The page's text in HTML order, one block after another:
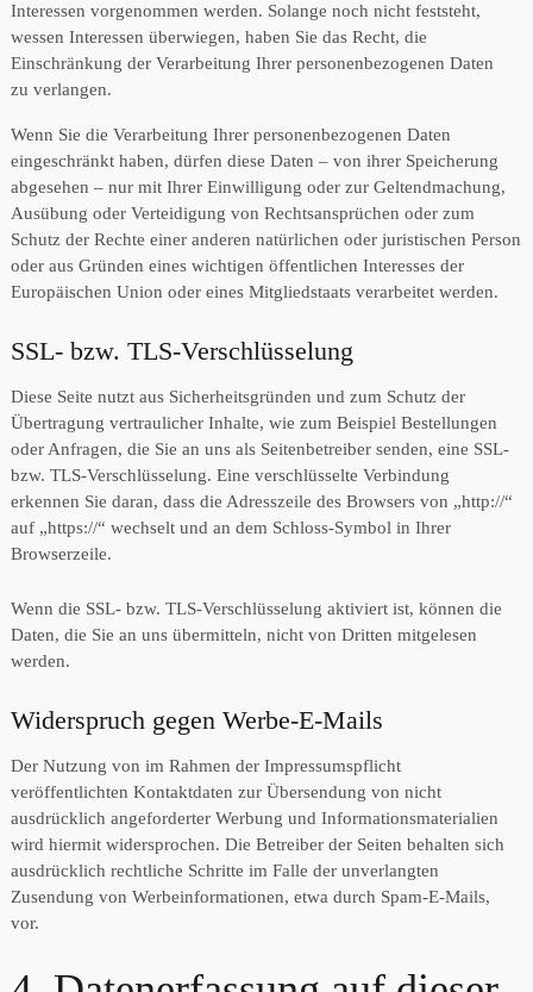
Interessen vorgenommen werden. Solange noch nicht feststeht,
wessen Interessen überwiegen, haben Sie das Recht, die
Einschränkung der Verarbeitung Ihrer personenbezogenen Daten
zu verlangen.
Wenn Sie die Verarbeitung Ihrer personenbezogenen Daten
eingeschränkt haben, dürfen diese Daten – von ihrer Speicherung
abgesehen – nur mit Ihrer Einwilligung oder zur Geltendmachung,
Ausübung oder Verteidigung von Rechtsansprüchen oder zum
Schutz der Rechte einer anderen natürlichen oder juristischen Person
oder aus Gründen eines wichtigen öffentlichen Interesses der
Europäischen Union oder eines Mitgliedstaats verarbeitet werden.
SSL- bzw. TLS-Verschlüsselung
Diese Seite nutzt aus Sicherheitsgründen und zum Schutz der
Übertragung vertraulicher Inhalte, wie zum Beispiel Bestellungen
oder Anfragen, die Sie an uns als Seitenbetreiber senden, eine SSL-
bzw. TLS-Verschlüsselung. Eine verschlüsselte Verbindung
erkennen Sie daran, dass die Adresszeile des Browsers von „http://“
auf „https://“ wechselt und an dem Schloss-Symbol in Ihrer
Browserzeile.
Wenn die SSL- bzw. TLS-Verschlüsselung aktiviert ist, können die
Daten, die Sie an uns übermitteln, nicht von Dritten mitgelesen
werden.
Widerspruch gegen Werbe-E-Mails
Der Nutzung von im Rahmen der Impressumspflicht
veröffentlichten Kontaktdaten zur Übersendung von nicht
ausdrücklich angeforderter Werbung und Informationsmaterialien
wird hiermit widersprochen. Die Betreiber der Seiten behalten sich
ausdrücklich rechtliche Schritte im Falle der unverlangten
Zusendung von Werbeinformationen, etwa durch Spam-E-Mails,
vor.